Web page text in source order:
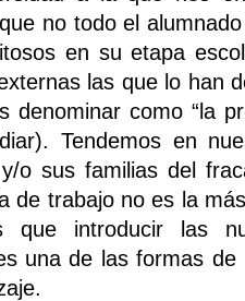
no todo el
en su etapa
las que lo han
denominar como “la
Tendemos en
o sus familias del
de trabajo no es la
que introducir las
una de las formas